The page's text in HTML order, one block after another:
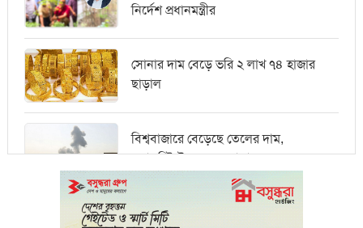
নির্দেশ প্রধানমন্ত্রীর
সোনার দাম বেড়ে ভরি ২ লাখ ৭৪ হাজার
ছাড়াল
বিশ্ববাজারে বেড়েছে তেলের দাম,
ওয়ালস্ট্রিটে পতনের আভাস
মধ্যপ্রাচ্যে সংকটের কারণে কার্গো পরিবহনে